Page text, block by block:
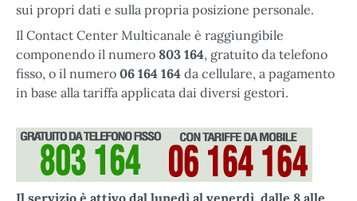
sui propri dati e sulla propria posizione personale.
Il Contact Center Multicanale è raggiungibile
componendo il numero 803 164, gratuito da telefono
fisso, o il numero 06 164 164 da cellulare, a pagamento
in base alla tariffa applicata dai diversi gestori.
Il servizio è attivo dal lunedì al venerdì, dalle 8 alle